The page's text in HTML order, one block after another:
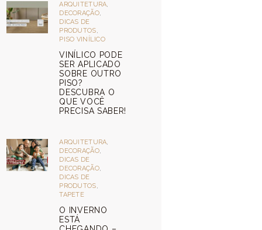
ARQUITETURA,
DECORAÇÃO,
DICAS DE
PRODUTOS,
PISO VINÍLICO
VINÍLICO PODE
SER APLICADO
SOBRE OUTRO
PISO?
DESCUBRA O
QUE VOCÊ
PRECISA SABER!
ARQUITETURA,
DECORAÇÃO,
DICAS DE
DECORAÇÃO,
DICAS DE
PRODUTOS,
TAPETE
O INVERNO
ESTÁ